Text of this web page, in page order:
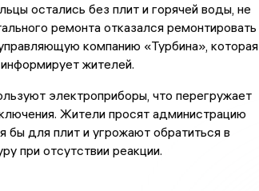
остались без плит и горячей воды, не
ремонта отказался ремонтировать
компанию «Турбина», которая
жителей.
электроприборы, что перегружает
Жители просят администрацию
бы для плит и угрожают обратиться в
при отсутствии реакции.